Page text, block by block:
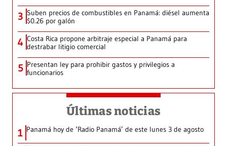
3 Suben precios de combustibles en Panamá: diésel aumenta
$0.26 por galón
4 Costa Rica propone arbitraje especial a Panamá para
destrabar litigio comercial
5 Presentan ley para prohibir gastos y privilegios a
funcionarios
Últimas noticias
1 Panamá hoy de ‘Radio Panamá’ de este lunes 3 de agosto